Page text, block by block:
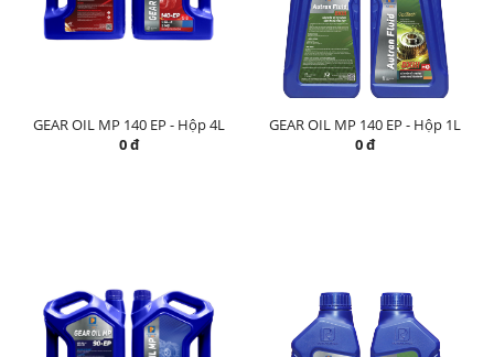
GEAR OIL MP 140 EP - Hộp 4L
0 đ
GEAR OIL MP 140 EP - Hộp 1L
0 đ